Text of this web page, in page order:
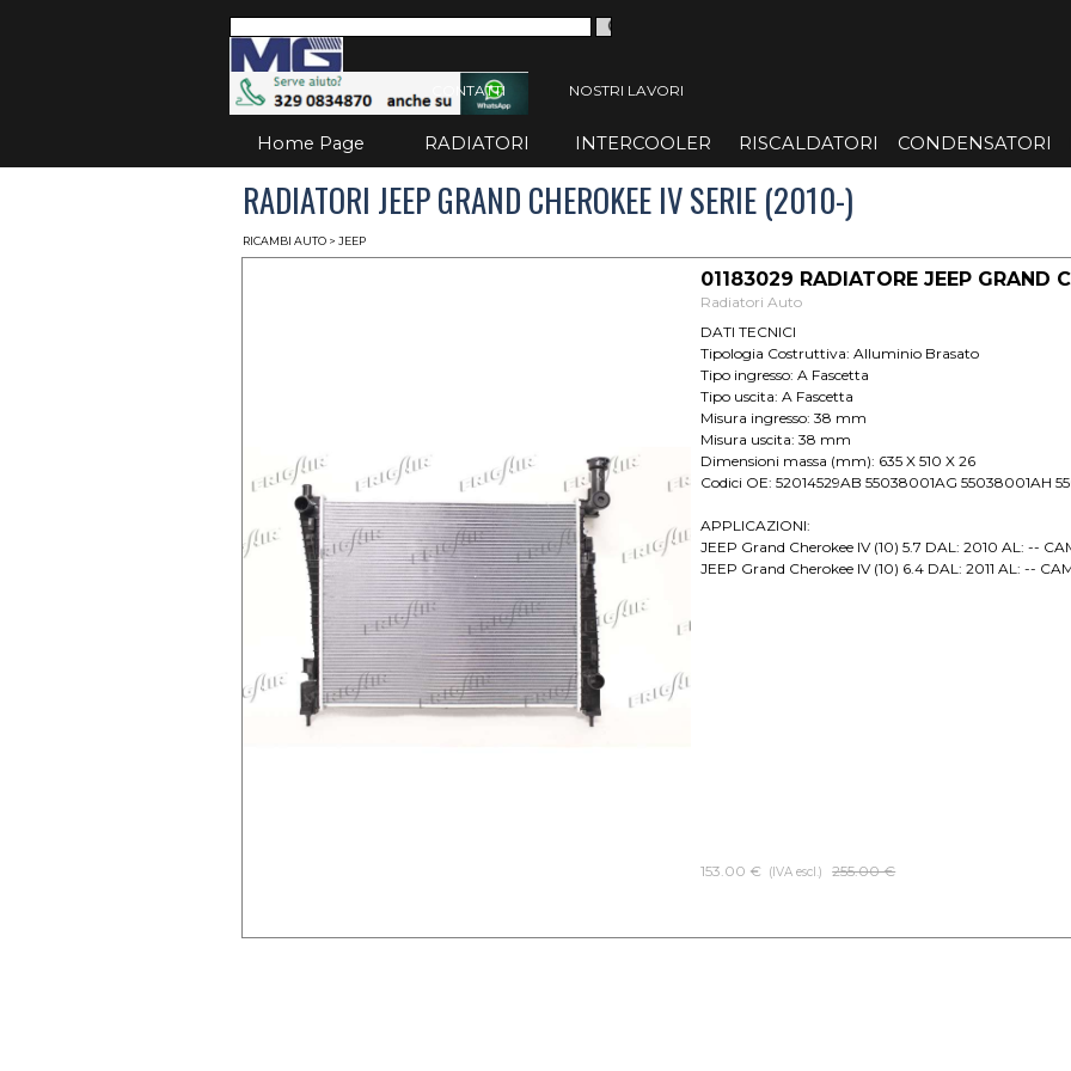
Salta menù
CONTATTI NOSTRI LAVORI
Home Page RADIATORI ▼
INTERCOOLER ▼
RISCALDATORI ▼
CONDENSATORI
RADIATORI JEEP GRAND CHEROKEE IV SERIE (2010-)
RICAMBI AUTO > JEEP
01183029 RADIATORE JEEP GRAND
Radiatori Auto
DATI TECNICI
Tipologia Costruttiva: Alluminio Brasato
Tipo ingresso: A Fascetta
Tipo uscita: A Fascetta
Misura ingresso: 38 mm
Misura uscita: 38 mm
Dimensioni massa (mm): 635 X 510 X 26
Codici OE: 52014529AB 55038001AG 55038001AH
APPLICAZIONI:
JEEP Grand Cherokee IV (10) 5.7 DAL: 2010 AL: --
JEEP Grand Cherokee IV (10) 6.4 DAL: 2011 AL: --
153.00 € (IVA escl.) Prezzo senza sconto
255.00 €